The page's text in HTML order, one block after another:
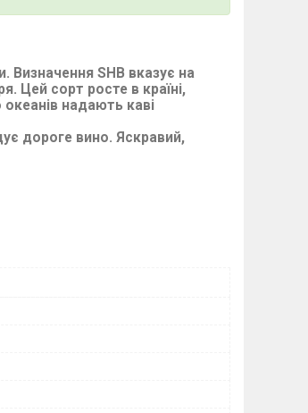
Визначення SHB вказує на
Цей сорт росте в країні,
океанів надають каві
дороге вино. Яскравий,